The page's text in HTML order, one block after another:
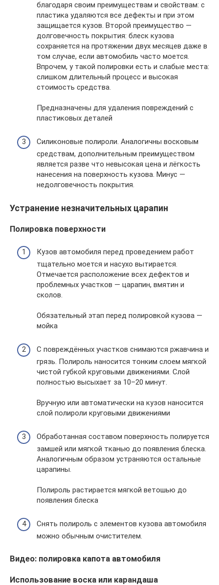
благодаря своим преимуществам и свойствам: с
пластика удаляются все дефекты и при этом
защищается кузов. Второй преимущество —
долговечность покрытия: блеск кузова
сохраняется на протяжении двух месяцев даже в
том случае, если автомобиль часто моется.
Впрочем, у такой полировки есть и слабые места:
слишком длительный процесс и высокая
стоимость средства.
Предназначены для удаления повреждений с
пластиковых деталей
Силиконовые полироли. Аналогичны восковым
средствам, дополнительным преимуществом
является разве что невысокая цена и лёгкость
нанесения на поверхность кузова. Минус —
недолговечность покрытия.
Устранение незначительных царапин
Полировка поверхности
Кузов автомобиля перед проведением работ
тщательно моется и насухо вытирается.
Отмечается расположение всех дефектов и
проблемных участков — царапин, вмятин и
сколов.
Обязательный этап перед полировкой кузова —
мойка
С повреждённых участков снимаются ржавчина и
грязь. Полироль наносится тонким слоем мягкой
чистой губкой круговыми движениями. Слой
полностью высыхает за 10–20 минут.
Вручную или автоматически на кузов наносится
слой полироли круговыми движениями
Обработанная составом поверхность полируется
замшей или мягкой тканью до появления блеска.
Аналогичным образом устраняются остальные
царапины.
Полироль растирается мягкой ветошью до
появления блеска
Снять полироль с элементов кузова автомобиля
можно обычным очистителем.
Видео: полировка капота автомобиля
Использование воска или карандаша